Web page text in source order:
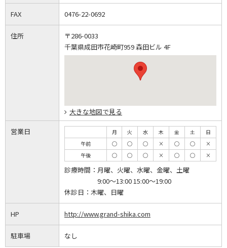
FAX 0476-22-0692
住所
〒286-0033
千葉県成田市花崎町959 森田ビル 4F
大きな地図で見る
営業日 月 火 水 木 金 土
日
午前
◯ ◯ ◯ × ◯ ◯
×
午後
◯ ◯ ◯ × ◯ ◯ ×
診療時間： 月曜、火曜、水曜、金曜、土曜
9:00～13:00 15:00～19:00
休診日： 木曜、日曜
HP http://www.grand-shika.com
駐車場 なし